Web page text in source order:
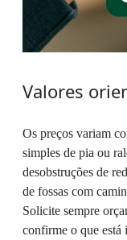
Valores
Os preços variam
simples de pia ou
desobstruções de
de fossas com
Solicite sempre
confirme o que está